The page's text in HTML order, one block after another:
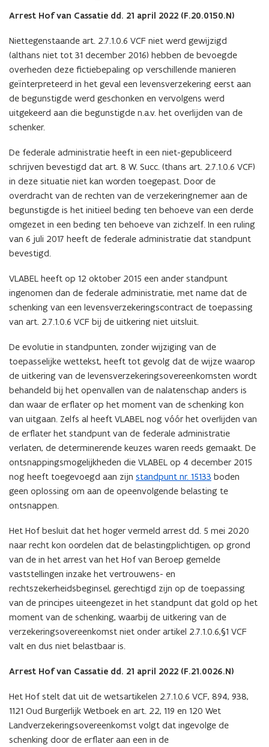
Arrest Hof van Cassatie dd. 21 april 2022 (F.20.0150.N)
Niettegenstaande art. 2.7.1.0.6 VCF niet werd gewijzigd
(althans niet tot 31 december 2016) hebben de bevoegde
overheden deze fictiebepaling op verschillende manieren
geïnterpreteerd in het geval een levensverzekering eerst aan
de begunstigde werd geschonken en vervolgens werd
uitgekeerd aan die begunstigde n.a.v. het overlijden van de
schenker.
De federale administratie heeft in een niet-gepubliceerd
schrijven bevestigd dat art. 8 W. Succ. (thans art. 2.7.1.0.6 VCF)
in deze situatie niet kan worden toegepast. Door de
overdracht van de rechten van de verzekeringnemer aan de
begunstigde is het initieel beding ten behoeve van een derde
omgezet in een beding ten behoeve van zichzelf. In een ruling
van 6 juli 2017 heeft de federale administratie dat standpunt
bevestigd.
VLABEL heeft op 12 oktober 2015 een ander standpunt
ingenomen dan de federale administratie, met name dat de
schenking van een levensverzekeringscontract de toepassing
van art. 2.7.1.0.6 VCF bij de uitkering niet uitsluit.
De evolutie in standpunten, zonder wijziging van de
toepasselijke wettekst, heeft tot gevolg dat de wijze waarop
de uitkering van de levensverzekeringsovereenkomsten wordt
behandeld bij het openvallen van de nalatenschap anders is
dan waar de erflater op het moment van de schenking kon
van uitgaan. Zelfs al heeft VLABEL nog vóór het overlijden van
de erflater het standpunt van de federale administratie
verlaten, de determinerende keuzes waren reeds gemaakt. De
ontsnappingsmogelijkheden die VLABEL op 4 december 2015
nog heeft toegevoegd aan zijn standpunt nr. 15133 boden
geen oplossing om aan de opeenvolgende belasting te
ontsnappen.
Het Hof besluit dat het hoger vermeld arrest dd. 5 mei 2020
naar recht kon oordelen dat de belastingplichtigen, op grond
van de in het arrest van het Hof van Beroep gemelde
vaststellingen inzake het vertrouwens- en
rechtszekerheidsbeginsel, gerechtigd zijn op de toepassing
van de principes uiteengezet in het standpunt dat gold op het
moment van de schenking, waarbij de uitkering van de
verzekeringsovereenkomst niet onder artikel 2.7.1.0.6,§1 VCF
valt en dus niet belastbaar is.
Arrest Hof van Cassatie dd. 21 april 2022 (F.21.0026.N)
Het Hof stelt dat uit de wetsartikelen 2.7.1.0.6 VCF, 894, 938,
1121 Oud Burgerlijk Wetboek en art. 22, 119 en 120 Wet
Landverzekeringsovereenkomst volgt dat ingevolge de
schenking door de erflater aan een in de